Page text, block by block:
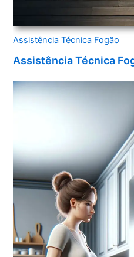
Assistência Técnica Fogão
Assistência Técnica